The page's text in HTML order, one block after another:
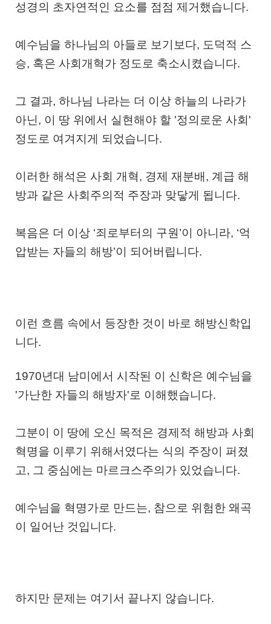
성경의 초자연적인 요소를 점점 제거했습니다.
예수님을 하나님의 아들로 보기보다, 도덕적 스
승, 혹은 사회개혁가 정도로 축소시켰습니다.
그 결과, 하나님 나라는 더 이상 하늘의 나라가
아닌, 이 땅 위에서 실현해야 할 '정의로운 사회'
정도로 여겨지게 되었습니다.
이러한 해석은 사회 개혁, 경제 재분배, 계급 해
방과 같은 사회주의적 주장과 맞닿게 됩니다.
복음은 더 이상 ‘죄로부터의 구원’이 아니라, ‘억
압받는 자들의 해방’이 되어버립니다.
이런 흐름 속에서 등장한 것이 바로 해방신학입
니다.
1970년대 남미에서 시작된 이 신학은 예수님을
'가난한 자들의 해방자'로 이해했습니다.
그분이 이 땅에 오신 목적은 경제적 해방과 사회
혁명을 이루기 위해서였다는 식의 주장이 퍼졌
고, 그 중심에는 마르크스주의가 있었습니다.
예수님을 혁명가로 만드는, 참으로 위험한 왜곡
이 일어난 것입니다.
하지만 문제는 여기서 끝나지 않습니다.